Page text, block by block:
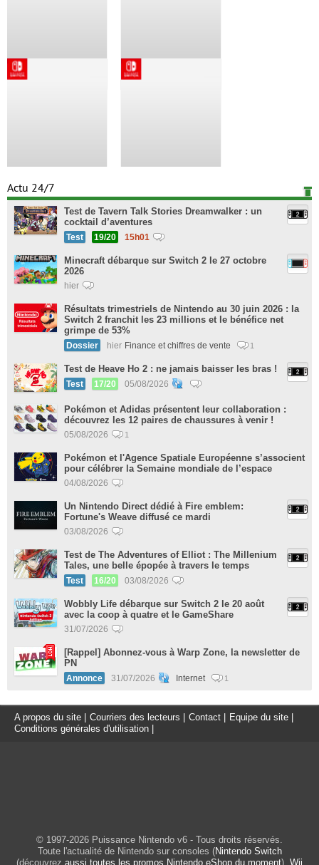
Actu 24/7
Test de Tavern Talk Stories Dreamwalker : un
cocktail d’aventures
Test 19/20 15h01
Minecraft débarque sur Switch 2 le 27 octobre
2026
hier
Résultats trimestriels de Nintendo au 30 juin 2026 : la
Switch 2 franchit les 23 millions et le bénéfice net
grimpe de 53%
Dossier hier Finance et chiffres de vente 1
Test de Heave Ho 2 : ne jamais baisser les bras !
Test 17/20 05/08/2026
Pokémon et Adidas présentent leur collaboration :
découvrez les 12 paires de chaussures à venir !
05/08/2026 1
Pokémon et l'Agence Spatiale Européenne s’associent
pour célébrer la Semaine mondiale de l’espace
04/08/2026
Un Nintendo Direct dédié à Fire emblem:
Fortune's Weave diffusé ce mardi
03/08/2026
Test de The Adventures of Elliot : The Millenium
Tales, une belle épopée à travers le temps
Test 16/20 03/08/2026
Wobbly Life débarque sur Switch 2 le 20 août
avec la coop à quatre et le GameShare
31/07/2026
[Rappel] Abonnez-vous à Warp Zone, la newsletter de
PN
Annonce 31/07/2026 Internet 1
A propos du site Courriers des lecteurs Contact Equipe du site
Conditions générales d'utilisation
© 1997-2026 Puissance Nintendo v6 - Tous droits réservés.
Toute l'actualité de Nintendo sur consoles (Nintendo Switch
(découvrez aussi toutes les promos Nintendo eShop du moment), Wii